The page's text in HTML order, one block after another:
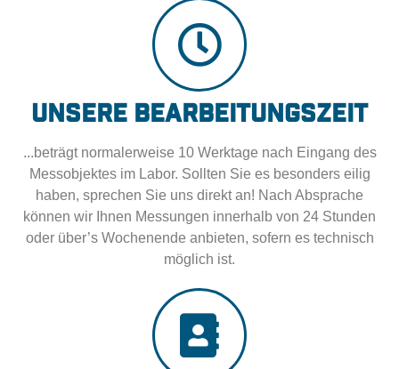
Unsere Bearbeitungszeit
...beträgt normalerweise 10 Werktage nach Eingang des
Messobjektes im Labor. Sollten Sie es besonders eilig
haben, sprechen Sie uns direkt an! Nach Absprache
können wir Ihnen Messungen innerhalb von 24 Stunden
oder über’s Wochenende anbieten, sofern es technisch
möglich ist.